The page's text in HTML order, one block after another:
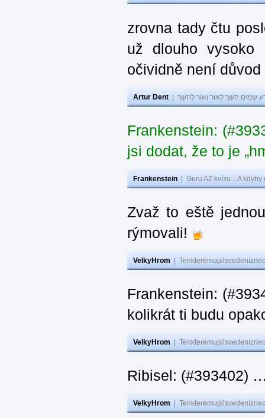
zrovna tady čtu
už dlouho
očividně není
Artur Dent שָׂמִים חֹשֶׁךְ לְאוֹר וְאוֹר לְחֹשֶׁךְ
Frankenstein:
jsi dodat, že to je
Frankenstein Guru AZ kvízu... A
Zvaž to eště
rýmovali!
VelkyHrom
Frankenstein:
kolikrát ti budu
VelkyHrom
Ribisel: (#393402)
VelkyHrom